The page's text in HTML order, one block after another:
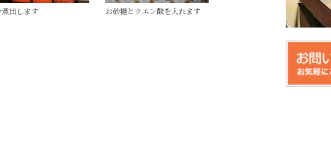
出します お砂糖とクエン酸を入れます